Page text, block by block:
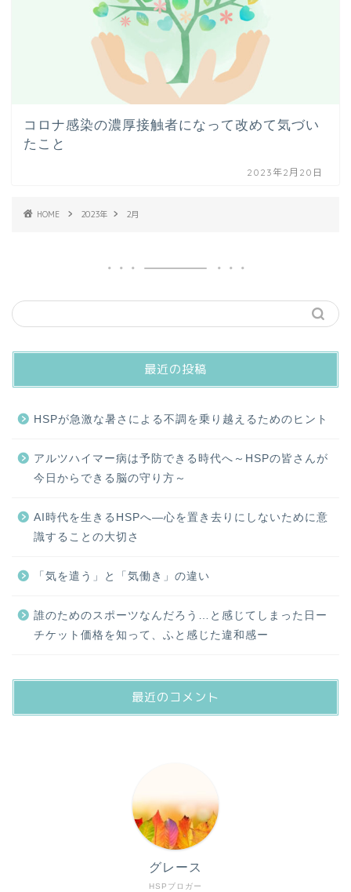
コロナ感染の濃厚接触者になって改めて気づい
たこと
2023年2月20日
HOME 2023年 2月
最近の投稿
HSPが急激な暑さによる不調を乗り越えるためのヒント
アルツハイマー病は予防できる時代へ～HSPの皆さんが
今日からできる脳の守り方～
AI時代を生きるHSPへ―心を置き去りにしないために意
識することの大切さ
「気を遣う」と「気働き」の違い
誰のためのスポーツなんだろう…と感じてしまった日ー
チケット価格を知って、ふと感じた違和感ー
最近のコメント
HSPブロガー
グレース